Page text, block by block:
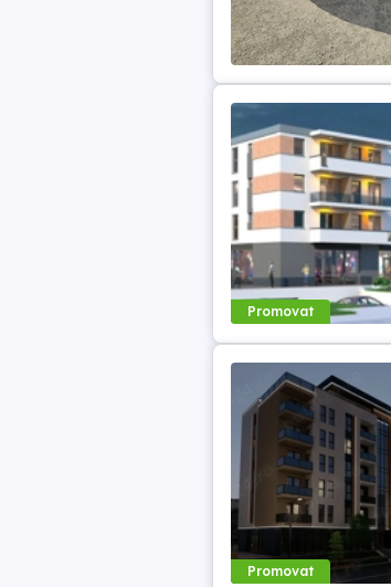
Promovat
Promovat